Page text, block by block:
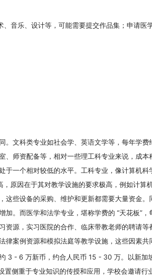
、音乐、设计等，可能需要提交作品集；申请
。文科类专业如社会学、英语文学等，每年学
、师资配备等，相对一些理工科专业来说，成
于一个相对较低的水平。工科专业，像计算机
原因在于其对教学设施的要求极高，例如计算
这些设备的采购、维护和更新都需要大量资金
加。而医学和法学专业，堪称学费的 “天花板”
资源，实习医院的合作、临床带教老师的聘请
律案例资源和模拟法庭等教学设施，这些因素共
3 - 6 万新币，约合人民币 15 - 30 万。以新加
置侧重于专业知识的传授和应用，学校会邀请